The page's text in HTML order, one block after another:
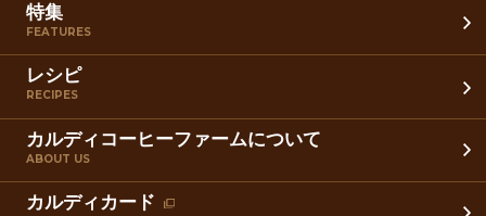
特集
FEATURES
レシピ
RECIPES
カルディコーヒーファームについて
ABOUT US
カルディカード